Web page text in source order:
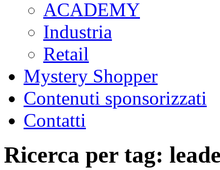
ACADEMY
Industria
Retail
Mystery Shopper
Contenuti sponsorizzati
Contatti
Ricerca per tag: